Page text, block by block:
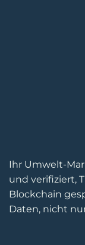
Ihr Umwelt-
und verifiziert,
Blockchain
Daten, nicht